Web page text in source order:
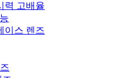
력 고배율
이스 렌즈